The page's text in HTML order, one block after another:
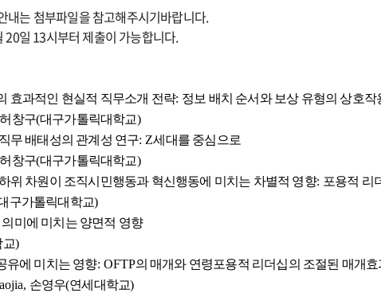
내는 첨부파일을 참고해주시기바랍니다.
20일 13시부터 제출이 가능합니다.
효과적인 현실적 직무소개 전략: 정보 배치 순서와 보상 유형의 상호작
허창구(대구가톨릭대학교)
무 배태성의 관계성 연구: Z세대를 중심으로
허창구(대구가톨릭대학교)
위 차원이 조직시민행동과 혁신행동에 미치는 차별적 영향: 포용적 리
구가톨릭대학교)
미에 미치는 양면적 영향
교)
유에 미치는 영향: OFTP의 매개와 연령포용적 리더십의 조절된 매개효
손영우(연세대학교)